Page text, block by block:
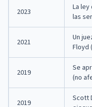
2023
La
las
2021
Un
Floyd
2019
Se
(no
2019
Scott